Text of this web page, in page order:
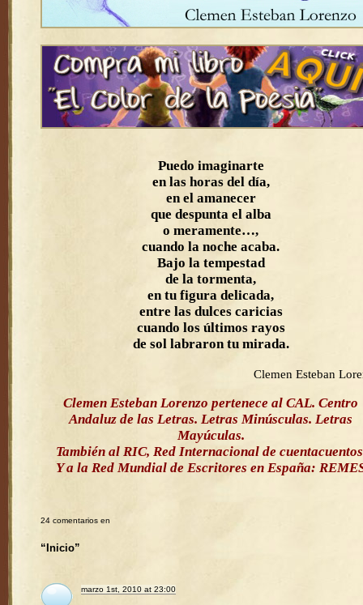
Puedo imaginarte
en las horas del día,
en el amanecer
que despunta el alba
o meramente…,
cuando la noche acaba.
Bajo la tempestad
de la tormenta,
en tu figura delicada,
entre las dulces caricias
cuando los últimos rayos
de sol labraron tu mirada.
Clemen Esteban
Clemen Esteban Lorenzo pertenece al CAL. Centro
Andaluz de las Letras. Letras Minúsculas. Letras
Mayúculas.
También al RIC, Red Internacional de
Y a la Red Mundial de Escritores en España:
24 comentarios en
“Inicio”
marzo 1st, 2010 at 23:00